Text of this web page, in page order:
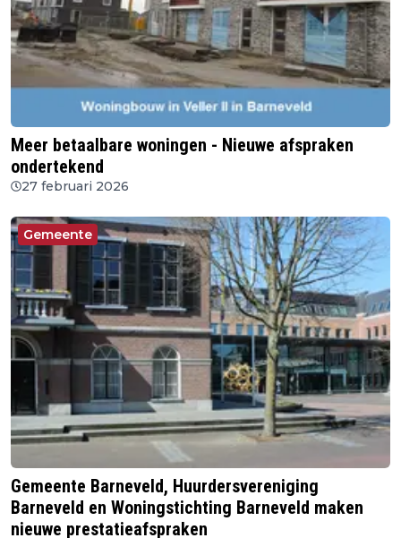
Meer betaalbare woningen - Nieuwe afspraken
ondertekend
27 februari 2026
Gemeente
Gemeente Barneveld, Huurdersvereniging
Barneveld en Woningstichting Barneveld maken
nieuwe prestatieafspraken